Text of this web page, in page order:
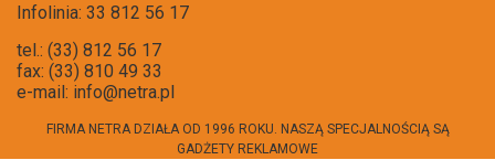
Infolinia: 33 812 56 17
tel.: (33) 812 56 17
fax: (33) 810 49 33
e-mail: info@netra.pl
FIRMA NETRA DZIAŁA OD 1996 ROKU. NASZĄ SPECJALNOŚCIĄ SĄ
GADŻETY REKLAMOWE